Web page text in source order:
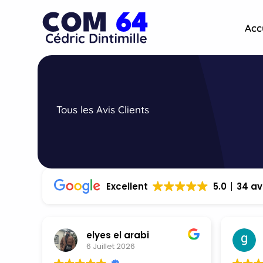
Tous les Avis Clients
Excellent 5.0 34
elyes el arabi
6 Juillet 2026